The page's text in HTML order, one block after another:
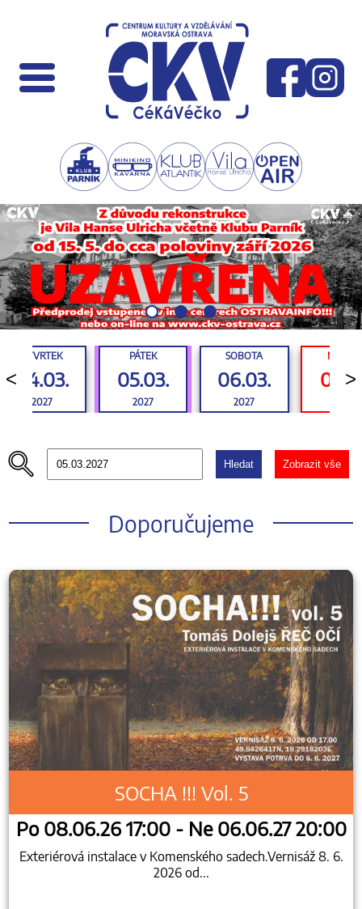
<
ČTVRTEK
04.03.
2027
PÁTEK
05.03.
2027
SOBOTA
06.03.
2027
>
Hledat Zobrazit vše
Doporučujeme
SOCHA !!! Vol. 5
Po 08.06.26 17:00 - Ne 06.06.27 20:00
Exteriérová instalace v Komenského sadech.Vernisáž 8. 6.
2026 od...